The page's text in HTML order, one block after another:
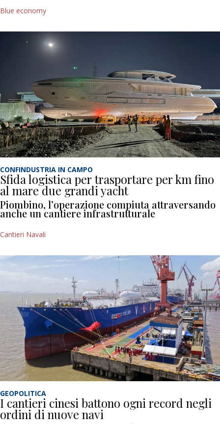
Blue economy
CONFINDUSTRIA IN CAMPO
Sfida logistica per trasportare per km fino
al mare due grandi yacht
Piombino, l’operazione compiuta attraversando
anche un cantiere infrastrutturale
Cantieri Navali
GEOPOLITICA
I cantieri cinesi battono ogni record negli
ordini di nuove navi